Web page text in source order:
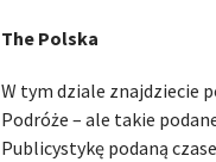
The Polska
W tym dziale znajdziecie
Podróże – ale takie
Publicystykę podaną